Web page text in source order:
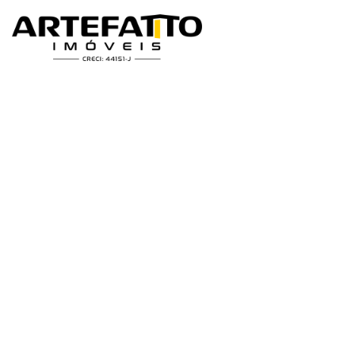
Home / Imóveis à venda / Casa / Casa à venda em Franca,